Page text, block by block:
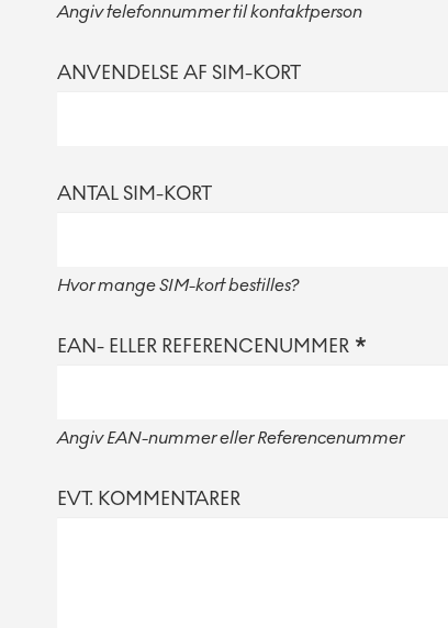
Angiv telefonnummer til kontaktperson
ANVENDELSE AF SIM-KORT
ANTAL SIM-KORT
Hvor mange SIM-kort bestilles?
EAN- ELLER REFERENCENUMMER
Angiv EAN-nummer eller Referencenummer
EVT. KOMMENTARER